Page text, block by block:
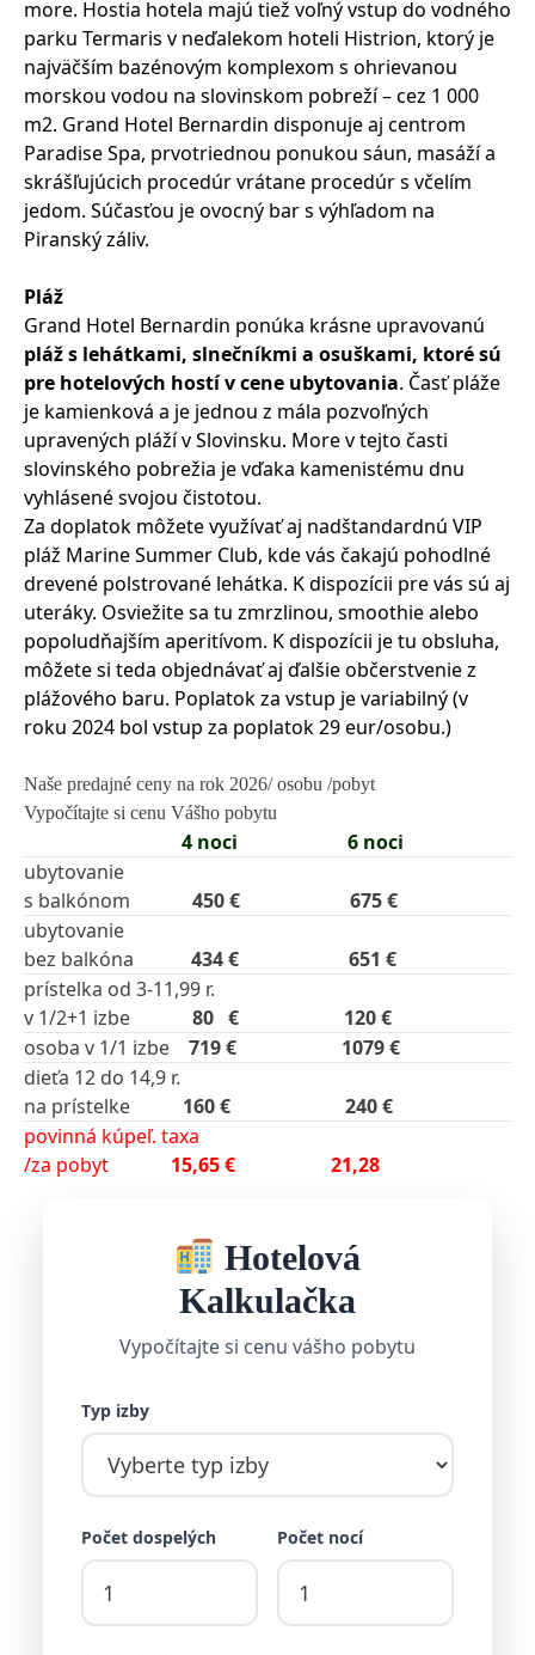
more. Hostia hotela majú tiež voľný vstup do vodného
parku Termaris v neďalekom hoteli Histrion, ktorý je
najväčším bazénovým komplexom s ohrievanou
morskou vodou na slovinskom pobreží – cez 1 000
m2. Grand Hotel Bernardin disponuje aj centrom
Paradise Spa, prvotriednou ponukou sáun, masáží a
skrášľujúcich procedúr vrátane procedúr s včelím
jedom. Súčasťou je ovocný bar s výhľadom na
Piranský záliv.
Pláž
Grand Hotel Bernardin ponúka krásne upravovanú
pláž s lehátkami, slnečníkmi a osuškami, ktoré sú
pre hotelových hostí v cene ubytovania. Časť pláže
je kamienková a je jednou z mála pozvoľných
upravených pláží v Slovinsku. More v tejto časti
slovinského pobrežia je vďaka kamenistému dnu
vyhlásené svojou čistotou.
Za doplatok môžete využívať aj nadštandardnú VIP
pláž Marine Summer Club, kde vás čakajú pohodlné
drevené polstrované lehátka. K dispozícii pre vás sú aj
uteráky. Osviežite sa tu zmrzlinou, smoothie alebo
popoludňajším aperitívom. K dispozícii je tu obsluha,
môžete si teda objednávať aj ďalšie občerstvenie z
plážového baru. Poplatok za vstup je variabilný (v
roku 2024 bol vstup za poplatok 29 eur/osobu.)
Naše predajné ceny na rok 2026/ osobu /pobyt
Vypočítajte si cenu Vášho pobytu
4 noci 6 noci
ubytovanie
s balkónom
450 € 675 €
ubytovanie
bez balkóna
434 € 651 €
prístelka od 3-11,99 r.
v 1/2+1 izbe 80 € 120 €
osoba v 1/1 izbe
719 € 1079 €
dieťa 12 do 14,9 r.
na prístelke 160 € 240 €
povinná kúpeľ. taxa
/za pobyt 15,65 € 21,28
Hotelová
Kalkulačka
Vypočítajte si cenu vášho pobytu
Typ izby
Počet dospelých Počet nocí